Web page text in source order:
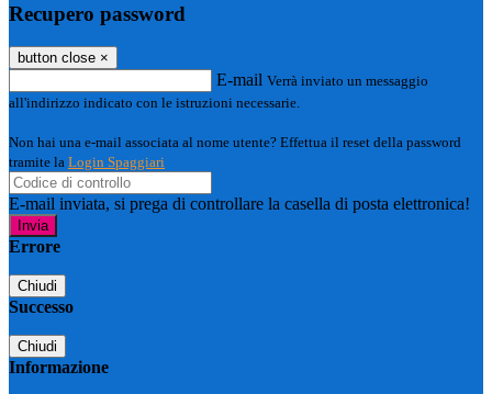
Recupero password
button close ×
E-mail Verrà inviato un messaggio
all'indirizzo indicato con le istruzioni necessarie.
Non hai una e-mail associata al nome utente? Effettua il reset della password
tramite la Login Spaggiari
E-mail inviata, si prega di controllare la casella di posta elettronica!
Errore
Chiudi
Successo
Chiudi
Informazione